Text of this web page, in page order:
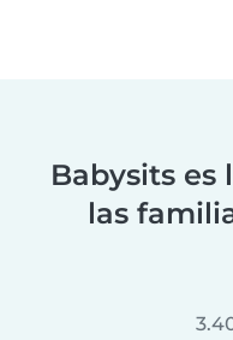
Babysits es
las